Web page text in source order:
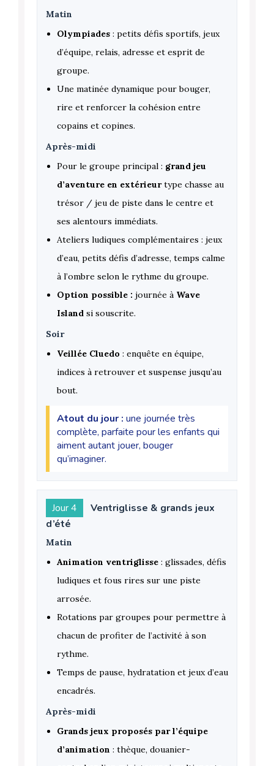
Matin
Olympiades : petits défis sportifs, jeux
d’équipe, relais, adresse et esprit de
groupe.
Une matinée dynamique pour bouger,
rire et renforcer la cohésion entre
copains et copines.
Après-midi
Pour le groupe principal : grand jeu
d’aventure en extérieurtype chasse au
trésor / jeu de piste dans le centre et
ses alentours immédiats.
Ateliers ludiques complémentaires : jeux
d’eau, petits défis d’adresse, temps calme
à l’ombre selon le rythme du groupe.
Option possible : journée à Wave
Island si souscrite.
Soir
Veillée Cluedo : enquête en équipe,
indices à retrouver et suspense jusqu’au
bout.
Atout du jour : une journée très
complète, parfaite pour les enfants qui
aiment autant jouer, bouger
qu’imaginer.
Jour 4
Ventriglisse & grands jeux
d’été
Matin
Animation ventriglisse : glissades, défis
ludiques et fous rires sur une piste
arrosée.
Rotations par groupes pour permettre à
chacun de profiter de l’activité à son
rythme.
Temps de pause, hydratation et jeux d’eau
encadrés.
Après-midi
Grands jeux proposés par l’équipe
d’animation : thèque, douanier-